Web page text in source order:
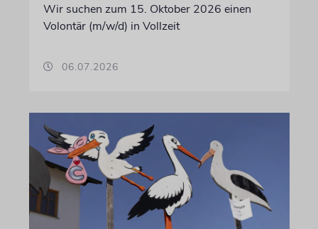
Wir suchen zum 15. Oktober 2026 einen
Volontär (m/w/d) in Vollzeit
06.07.2026